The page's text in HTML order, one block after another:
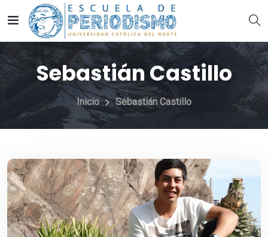
Sebastián Castillo
Inicio Sebastián Castillo